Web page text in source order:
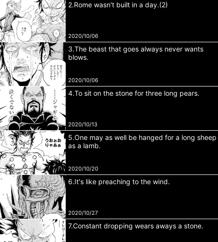
2.Rome wasn't built in a day.(2)
2020/10/06
3.The beast that goes always never wants
blows.
2020/10/06
4.To sit on the stone for three long pears.
2020/10/13
5.One may as well be hanged for a long sheep
as a lamb.
2020/10/20
6.It's like preaching to the wind.
2020/10/27
7.Constant dropping wears aways a stone.